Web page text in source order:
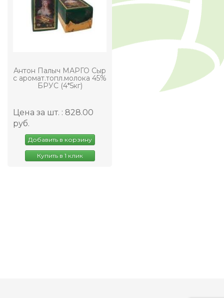
Антон Палыч МАРГО Сыр
с аромат.топл.молока 45%
БРУС (4*5кг)
Цена за шт. : 828.00
руб.
Добавить в корзину
Купить в 1 клик